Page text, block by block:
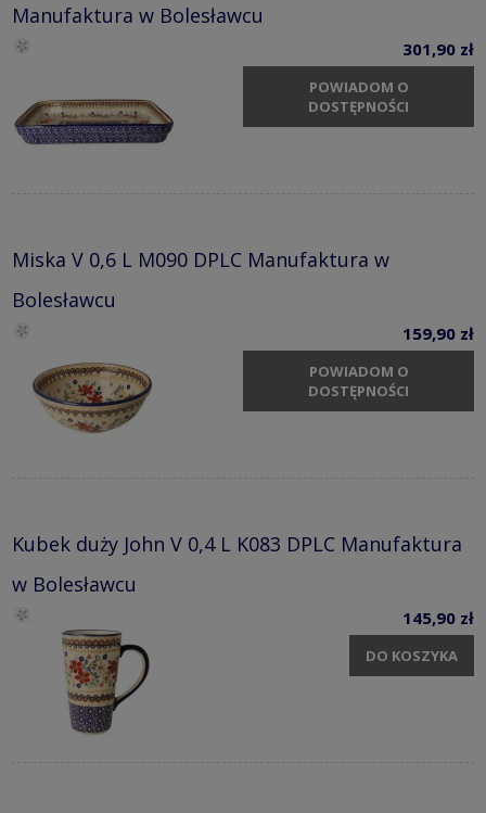
Manufaktura w Bolesławcu
301,90 zł
POWIADOM O
DOSTĘPNOŚCI
Miska V 0,6 L M090 DPLC Manufaktura w
Bolesławcu
159,90 zł
POWIADOM O
DOSTĘPNOŚCI
Kubek duży John V 0,4 L K083 DPLC Manufaktura
w Bolesławcu
145,90 zł
DO KOSZYKA